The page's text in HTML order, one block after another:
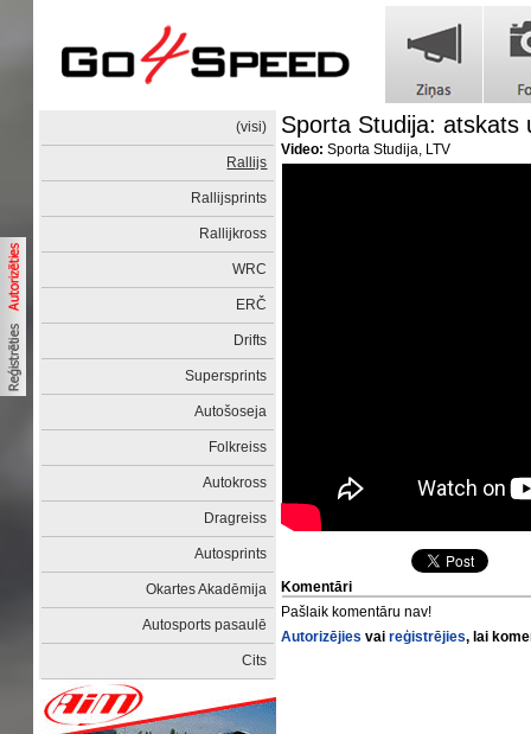
(visi)
Rallijs
Rallijsprints
Rallijkross
WRC
ERČ
Drifts
Supersprints
Autošoseja
Folkreiss
Autokross
Dragreiss
Autosprints
Okartes Akadēmija
Autosports pasaulē
Cits
Sporta Studija: atskats
Video: Sporta Studija, LTV
Komentāri
Pašlaik komentāru nav!
Autorizējies vaireģistrējies, lai